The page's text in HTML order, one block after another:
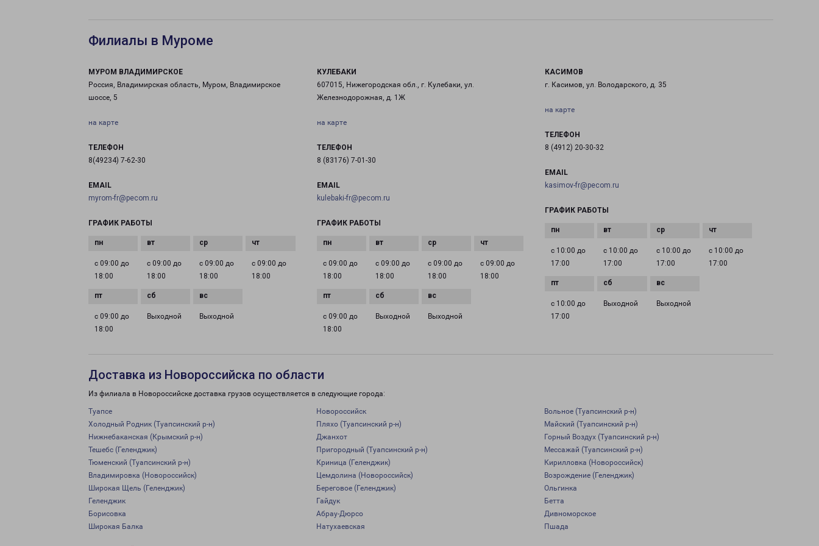
Филиалы в Муроме
МУРОМ ВЛАДИМИРСКОЕ
Россия, Владимирская область, Муром, Владимирское
шоссе, 5
на карте
ТЕЛЕФОН
8(49234) 7-62-30
EMAIL
myrom-fr@pecom.ru
ГРАФИК РАБОТЫ
с 09:00 до
18:00
с 09:00 до
18:00
с 09:00 до
18:00
с 09:00 до
18:00
с 09:00 до
18:00
Выходной Выходной
КУЛЕБАКИ
607015, Нижегородская обл., г. Кулебаки, ул.
Железнодорожная, д. 1Ж
на карте
ТЕЛЕФОН
8 (83176) 7-01-30
EMAIL
kulebaki-fr@pecom.ru
ГРАФИК РАБОТЫ
с 09:00 до
18:00
с 09:00 до
18:00
с 09:00 до
18:00
с 09:00 до
18:00
с 09:00 до
18:00
Выходной Выходной
КАСИМОВ
г. Касимов, ул. Володарского, д. 35
на карте
ТЕЛЕФОН
8 (4912) 20-30-32
EMAIL
kasimov-fr@pecom.ru
ГРАФИК РАБОТЫ
с 10:00 до
17:00
с 10:00 до
17:00
с 10:00 до
17:00
с 10:00 до
17:00
с 10:00 до
17:00
Выходной Выходной
Доставка из Новороссийска по области
Из филиала в Новороссийске доставка грузов осуществляется в следующие города:
Туапсе Новороссийск
Вольное (Туапсинский р-н)
Холодный Родник (Туапсинский р-н)
Пляхо (Туапсинский р-н)
Майский (Туапсинский р-н)
Нижнебаканская (Крымский р-н)
Джанхот
Горный Воздух (Туапсинский р-н)
Тешебс (Геленджик)
Пригородный (Туапсинский р-н)
Мессажай (Туапсинский р-н)
Тюменский (Туапсинский р-н)
Криница (Геленджик)
Кирилловка (Новороссийск)
Владимировка (Новороссийск)
Цемдолина (Новороссийск)
Возрождение (Геленджик)
Широкая Щель (Геленджик)
Береговое (Геленджик)
Ольгинка
Геленджик
Гайдук
Бетта
Борисовка
Абрау-Дюрсо
Дивноморское
Широкая Балка
Натухаевская Пшада